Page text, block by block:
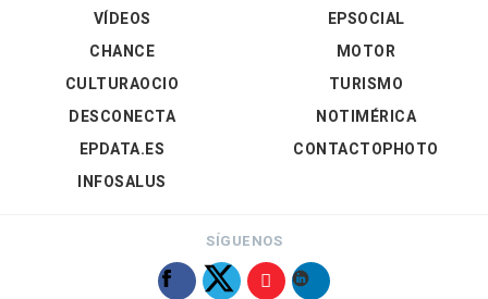
VÍDEOS
EPSOCIAL
CHANCE
CULTURAOCIO
DESCONECTA
EPDATA.ES
INFOSALUS
MOTOR
TURISMO
NOTIMÉRICA
CONTACTOPHOTO
SÍGUENOS